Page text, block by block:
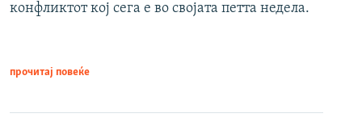
конфликтот кој сега е во својата петта недела.
прочитај повеќе